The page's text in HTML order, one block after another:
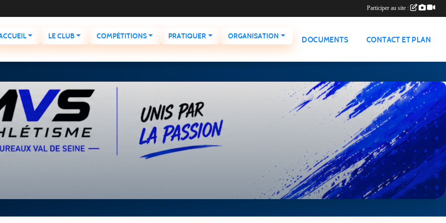
LE CLUB COMPÉTITIONS PRATIQUER ORGANISATION DOCUMENTS CONTACT ET PLAN
Participer au site :